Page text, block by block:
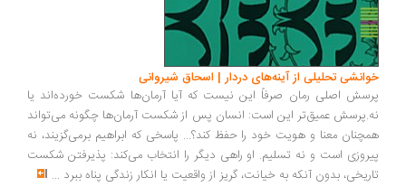
تحلیلی از آینه‌های دردار | اسحاق شیروانی
اصلی رمان صرفاً این نیست که آیا آرمان‌ها شکست خورده‌اند یا
عمیق‌تر این است: انسان پس از شکست آرمان‌ها چگونه می‌تواند
معنا و هویت خود را حفظ کند؟... پاسخی که ابراهیم برمی‌گزیند، نه
است و نه تسلیم. او راهی دیگر را انتخاب می‌کند: پذیرفتن شکست
بدون آنکه به خیانت، گریز از واقعیت یا انکار زندگی پناه ببرد...